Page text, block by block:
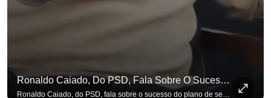
Ronaldo Caiado, Do PSD, Fala Sobre O Sucesso Do Plano De Segurança Pública
Ronaldo Caiado, do PSD, fala sobre o sucesso do plano de segurança pública como governador de Goiás, sendo um incentivo aos empreendedores locais. Se você busca informação com credibilidade, inscreva-se agora e ative o